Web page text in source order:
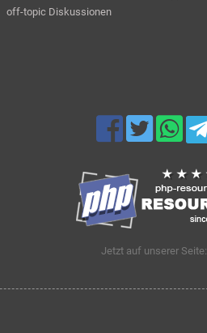
off-topic Diskussionen
Jetzt auf unserer Seite: